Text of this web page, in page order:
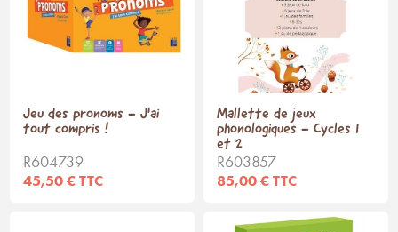
Jeu des pronoms - J'ai
tout compris !
R604739
45,50 € TTC
Mallette de jeux
phonologiques - Cycles 1
et 2
R603857
85,00 € TTC